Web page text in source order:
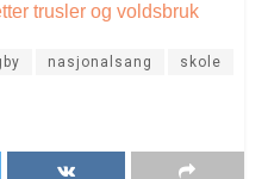
trusler og voldsbruk
nasjonalsang skole